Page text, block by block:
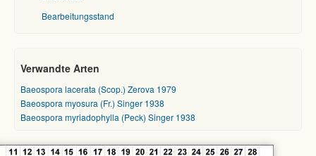
Bearbeitungsstand
Verwandte Arten
Baeospora lacerata (Scop.) Zerova 1979
Baeospora myosura (Fr.) Singer 1938
Baeospora myriadophylla (Peck) Singer 1938